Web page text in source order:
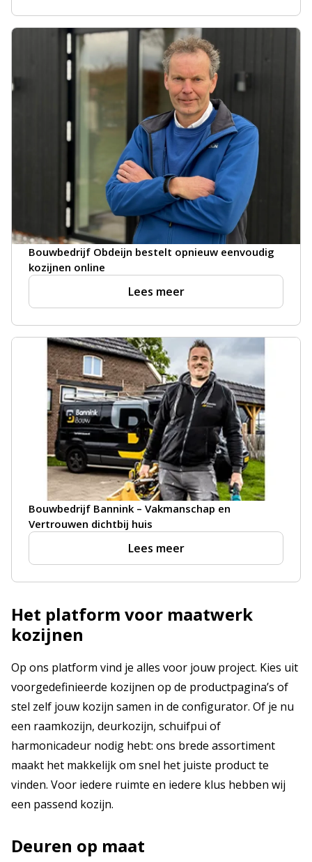
Bouwbedrijf Obdeijn bestelt opnieuw eenvoudig
kozijnen online
Lees meer
Bouwbedrijf Bannink – Vakmanschap en
Vertrouwen dichtbij huis
Lees meer
Het platform voor maatwerk
kozijnen
Op ons platform vind je alles voor jouw project. Kies uit
voorgedefinieerde kozijnen op de productpagina’s of
stel zelf jouw kozijn samen in de configurator. Of je nu
een raamkozijn, deurkozijn, schuifpui of
harmonicadeur nodig hebt: ons brede assortiment
maakt het makkelijk om snel het juiste product te
vinden. Voor iedere ruimte en iedere klus hebben wij
een passend kozijn.
Deuren op maat